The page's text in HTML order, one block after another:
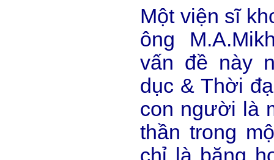
Một viện sĩ
ông
vấn đề này
dục & Thời
con người là
thần trong
chỉ là băng